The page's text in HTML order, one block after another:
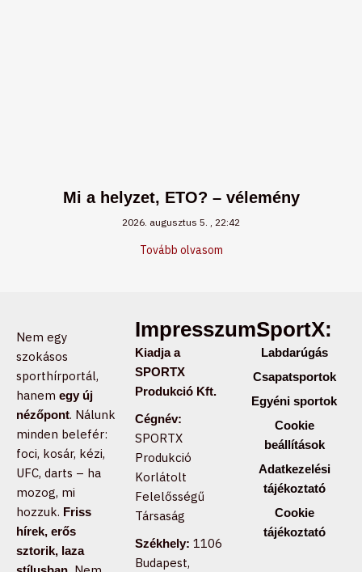
Mi a helyzet, ETO? – vélemény
2026. augusztus 5. 22:42
Tovább olvasom
Nem egy
szokásos
sporthírportál,
hanem egy új
nézőpont. Nálunk
minden belefér:
foci, kosár, kézi,
UFC, darts – ha
mozog, mi
hozzuk. Friss
hírek, erős
sztorik, laza
Impresszum:
Kiadja a
SPORTX
Produkció Kft.
Cégnév:
SPORTX
Produkció
Korlátolt
Felelősségű
Társaság
Székhely: 1106
Budapest,
SportX:
Labdarúgás
Csapatsportok
Egyéni sportok
Cookie
beállítások
Adatkezelési
tájékoztató
Cookie
tájékoztató